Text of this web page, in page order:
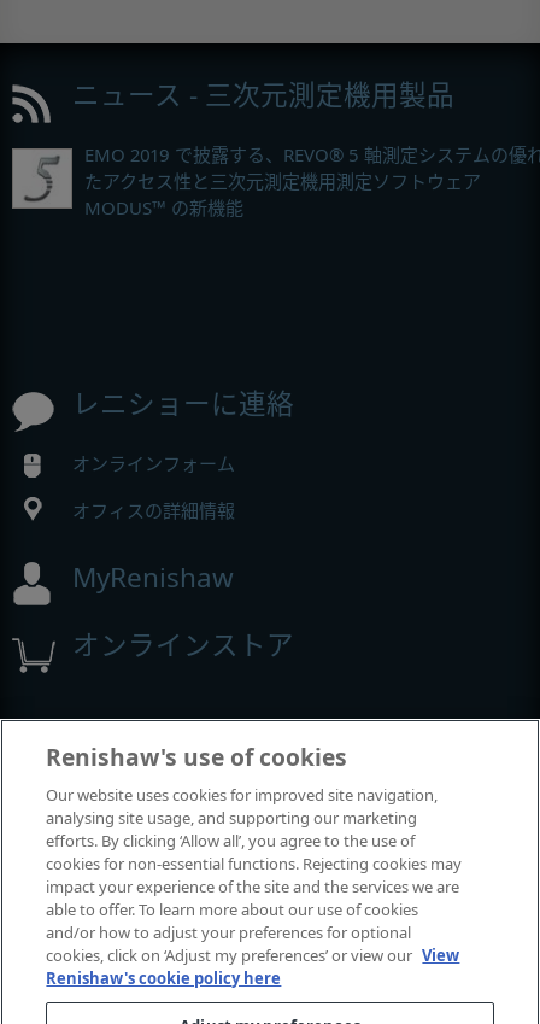
ニュース - 三次元測定機用製品
EMO 2019 で披露する、REVO® 5 軸測定システムの優
たアクセス性と三次元測定機用測定ソフトウェア
MODUS™ の新機能
レニショーに連絡
オンラインフォーム
オフィスの詳細情報
MyRenishaw
オンラインストア
イベントとウェビナー
レニショーの出展イベント
Renishaw's use of cookies
Our website uses cookies for improved site navigation,
analysing site usage, and supporting our marketing
efforts. By clicking ‘Allow all’, you agree to the use of
cookies for non-essential functions. Rejecting cookies may
impact your experience of the site and the services we are
able to offer. To learn more about our use of cookies
and/or how to adjust your preferences for optional
cookies, click on ‘Adjust my preferences’ or view our View
Renishaw's cookie policy here